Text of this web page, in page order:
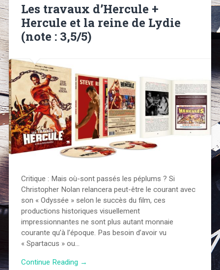
Les travaux d’Hercule +
Hercule et la reine de Lydie
(note : 3,5/5)
Critique : Mais où-sont passés les péplums ? Si
Christopher Nolan relancera peut-être le courant avec
son « Odyssée » selon le succès du film, ces
productions historiques visuellement
impressionnantes ne sont plus autant monnaie
courante qu’à l’époque. Pas besoin d’avoir vu
« Spartacus » ou…
Continue Reading →